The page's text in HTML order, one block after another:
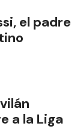
el padre
a la Liga